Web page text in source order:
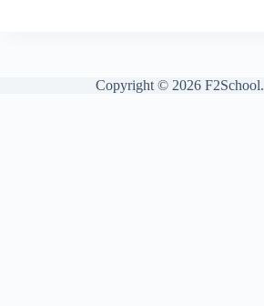
Copyright © 2026 F2School.